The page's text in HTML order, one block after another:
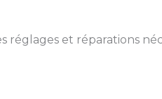
et réparations